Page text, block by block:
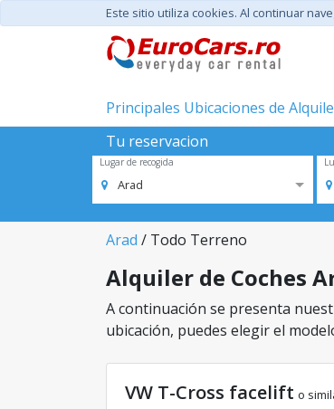
Este sitio utiliza cookies. Al continuar
Principales Ubicaciones de
Tu reservacion
Lugar de recogida
Arad
Arad / Todo Terreno
Alquiler de Coches
A continuación se presenta
ubicación, puedes elegir el
VW T-Cross facelift o